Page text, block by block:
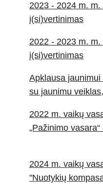
Apklausa
su jaunimu
2022 m. vaikų
„Pažinimo vasara“
2024 m. vaikų
"Nuotykių
2022 - 2023 m.
į(si)vertinimas
2023 - 2024 m.
į(si)vertinimas